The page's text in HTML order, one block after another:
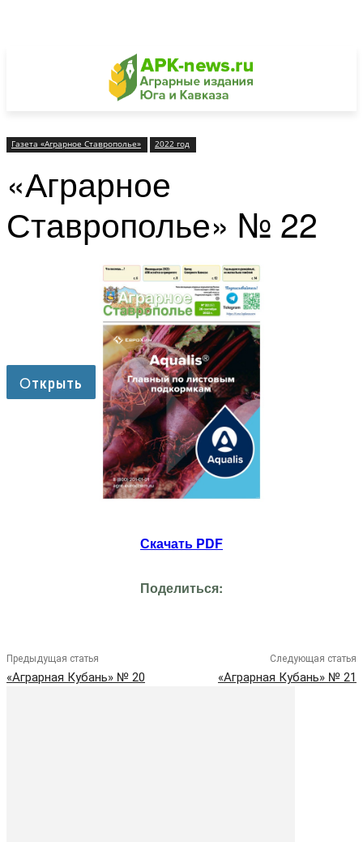
Газета «Аграрное Ставрополье» 2022 год
«Аграрное
Ставрополье» № 22
Скачать PDF
Поделиться:
Предыдущая статья
«Аграрная Кубань» № 20
Следующая статья
«Аграрная Кубань» № 21